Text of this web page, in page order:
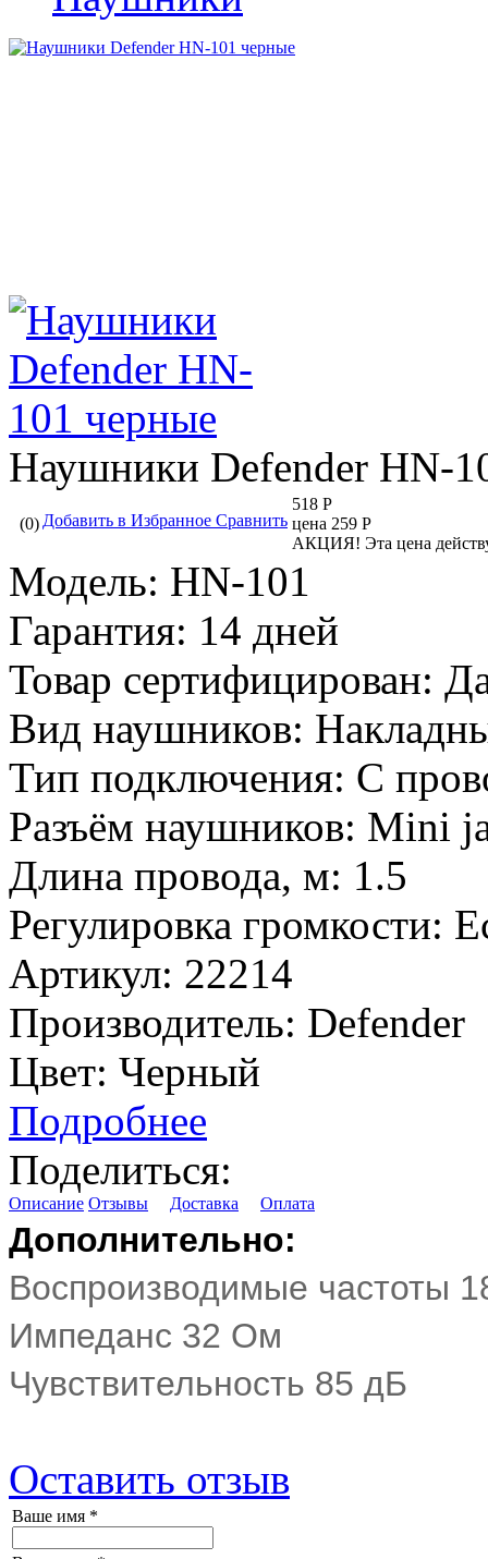
Наушники Defender HN-
(0) Добавить в Избранное Сравнить
518 Р
цена 259 Р
АКЦИЯ! Эта цена
Модель: HN-101
Гарантия: 14 дней
Товар сертифицирован:
Вид наушников:
Тип подключения: С
Разъём наушников: Mini
Длина провода, м: 1.5
Регулировка громкости:
Артикул: 22214
Производитель: Defender
Цвет: Черный
Подробнее
Поделиться:
Описание Отзывы Доставка Оплата
Дополнительно:
Воспроизводимые частоты
Импеданс 32 Ом
Чувствительность 85 дБ
Оставить отзыв
Ваше имя *